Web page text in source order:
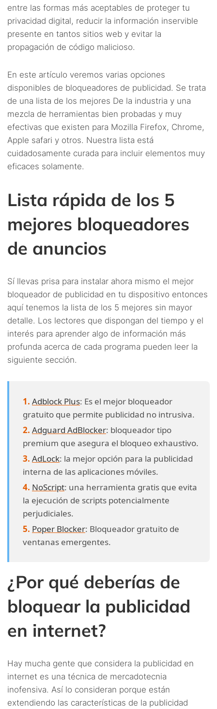
entre las formas más aceptables de proteger tu
privacidad digital, reducir la información inservible
presente en tantos sitios web y evitar la
propagación de código malicioso.
En este artículo veremos varias opciones
disponibles de bloqueadores de publicidad. Se trata
de una lista de los mejores De la industria y una
mezcla de herramientas bien probadas y muy
efectivas que existen para Mozilla Firefox, Chrome,
Apple safari y otros. Nuestra lista está
cuidadosamente curada para incluir elementos muy
eficaces solamente.
Lista rápida de los 5
mejores bloqueadores
de anuncios
Sí llevas prisa para instalar ahora mismo el mejor
bloqueador de publicidad en tu dispositivo entonces
aquí tenemos la lista de los 5 mejores sin mayor
detalle. Los lectores que dispongan del tiempo y el
interés para aprender algo de información más
profunda acerca de cada programa pueden leer la
siguiente sección.
Adblock Plus: Es el mejor bloqueador
gratuito que permite publicidad no intrusiva.
Adguard AdBlocker: bloqueador tipo
premium que asegura el bloqueo exhaustivo.
AdLock: la mejor opción para la publicidad
interna de las aplicaciones móviles.
NoScript: una herramienta gratis que evita
la ejecución de scripts potencialmente
perjudiciales.
Poper Blocker: Bloqueador gratuito de
ventanas emergentes.
¿Por qué deberías de
bloquear la publicidad
en internet?
Hay mucha gente que considera la publicidad en
internet es una técnica de mercadotecnia
inofensiva. Así lo consideran porque están
extendiendo las características de la publicidad